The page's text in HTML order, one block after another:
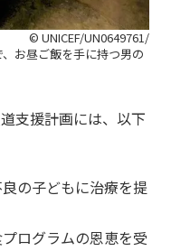
© UNICEF/UN0649761/
お昼ご飯を手に持つ男の
支援計画には、以下
の子どもに治療を提
ログラムの恩恵を受